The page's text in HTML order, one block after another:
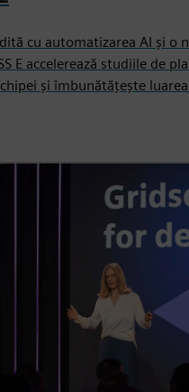
cu automatizarea AI și o
E accelerează studiile de
și îmbunătățește